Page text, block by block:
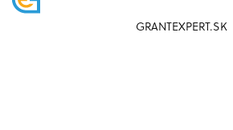
GRANTEXPERT.SK